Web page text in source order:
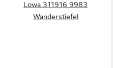
Lowa 311916 9983
Wanderstiefel